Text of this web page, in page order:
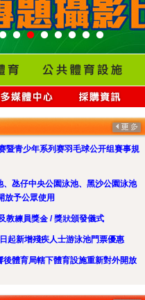
暨青少年系列赛羽毛球公开组賽事規
、氹仔中央公園泳池、黑沙公園泳池
放予公眾使用
教練員獎金 / 獎狀頒發儀式
起新增殘疾人士游泳池門票優惠
後體育局轄下體育設施重新對外開放